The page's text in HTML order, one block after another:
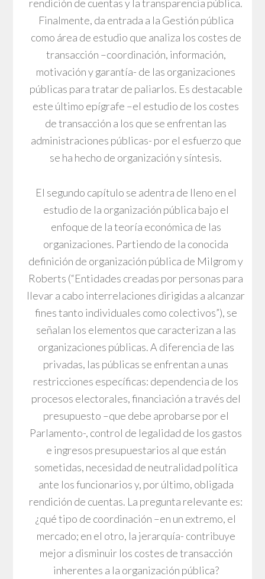
rendición de cuentas y la transparencia pública.
Finalmente, da entrada a la Gestión pública
como área de estudio que analiza los costes de
transacción –coordinación, información,
motivación y garantía- de las organizaciones
públicas para tratar de paliarlos. Es destacable
este último epígrafe –el estudio de los costes
de transacción a los que se enfrentan las
administraciones públicas- por el esfuerzo que
se ha hecho de organización y síntesis.
El segundo capítulo se adentra de lleno en el
estudio de la organización pública bajo el
enfoque de la teoría económica de las
organizaciones. Partiendo de la conocida
definición de organización pública de Milgrom y
Roberts (“Entidades creadas por personas para
llevar a cabo interrelaciones dirigidas a alcanzar
fines tanto individuales como colectivos”), se
señalan los elementos que caracterizan a las
organizaciones públicas. A diferencia de las
privadas, las públicas se enfrentan a unas
restricciones específicas: dependencia de los
procesos electorales, financiación a través del
presupuesto –que debe aprobarse por el
Parlamento-, control de legalidad de los gastos
e ingresos presupuestarios al que están
sometidas, necesidad de neutralidad política
ante los funcionarios y, por último, obligada
rendición de cuentas. La pregunta relevante es:
¿qué tipo de coordinación –en un extremo, el
mercado; en el otro, la jerarquía- contribuye
mejor a disminuir los costes de transacción
inherentes a la organización pública?